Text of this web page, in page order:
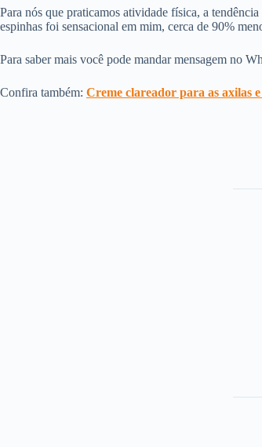
Para nós que praticamos atividade física, a
espinhas foi sensacional em mim, cerca de 90%
Para saber mais você pode mandar mensagem no
Confira também: Creme clareador para as axilas